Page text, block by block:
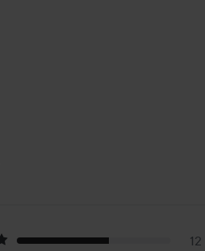
12